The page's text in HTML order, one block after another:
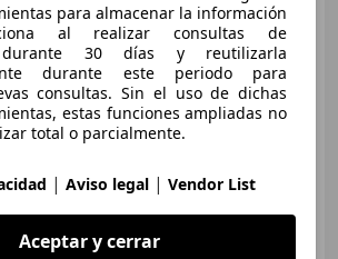
€ 33.000
Precio justo
km Diésel 120 kW (163 CV)
para almacenar la información
al realizar consultas de
durante 30 días y reutilizarla
durante este periodo para
consultas. Sin el uso de dichas
estas funciones ampliadas no
total o parcialmente.
| Aviso legal | Vendor List
Aceptar y cerrar